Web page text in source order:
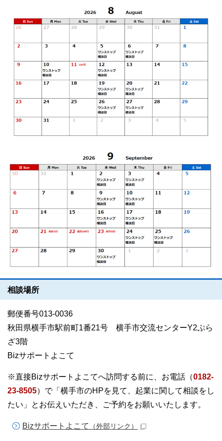
相談場所
郵便番号013-0036
秋田県横手市駅前町1番21号 横手市交流センターY2ぷら
ざ3階
Bizサポートよこて
※直接Bizサポートよこてへ訪問する前に、お電話（0182-
23-8505）で「横手市のHPを見て、起業に関して相談をし
たい」とお伝えいただき、ご予約をお願いいたします。
Bizサポートよこて （外部リンク）